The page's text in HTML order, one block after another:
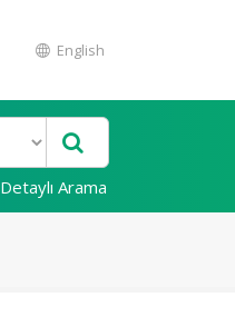
English
Detaylı Arama